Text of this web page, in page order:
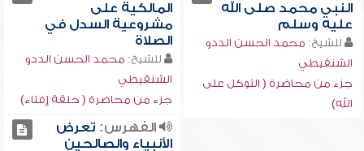
النبي محمد صلى الله
عليه وسلم
للشيخ: محمد الحسن الددو
الشنقيطي
جزء من محاضرة ( التوكل على
الله)
المالكية على
مشروعية السدل في
الصلاة
للشيخ: محمد الحسن الددو
الشنقيطي
جزء من محاضرة ( حلقة إفتاء)
الفهرس: تعرض
الأنبياء والصالحين